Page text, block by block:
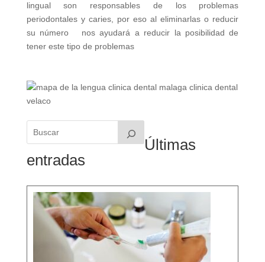
lingual son responsables de los problemas
periodontales y caries, por eso al eliminarlas o reducir
su número nos ayudará a reducir la posibilidad de
tener este tipo de problemas
Últimas
entradas